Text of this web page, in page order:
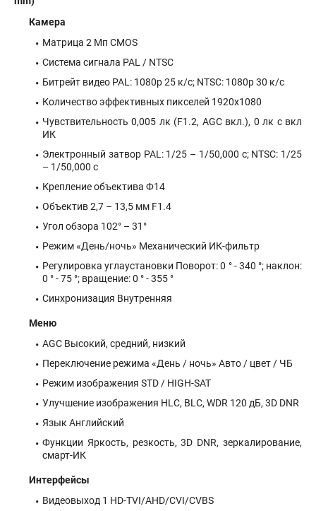
Камера
Матрица 2 Мп CMOS
Система сигнала PAL / NTSC
Битрейт видео PAL: 1080p 25 к/с; NTSC: 1080p 30 к/с
Количество эффективных пикселей 1920х1080
Чувствительность 0,005 лк (F1.2, AGC вкл.), 0 лк с вкл
ИК
Электронный затвор PAL: 1/25 – 1/50,000 с; NTSC: 1/25
– 1/50,000 с
Крепление объектива Ф14
Объектив 2,7 – 13,5 мм F1.4
Угол обзора 102° – 31°
Режим «День/ночь» Механический ИК-фильтр
Регулировка углаустановки Поворот: 0 ° - 340 °; наклон:
0 ° - 75 °; вращение: 0 ° - 355 °
Синхронизация Внутренняя
Меню
AGC Высокий, средний, низкий
Переключение режима «День / ночь» Авто / цвет / ЧБ
Режим изображения STD / HIGH-SAT
Улучшение изображения HLC, BLC, WDR 120 дБ, 3D DNR
Язык Английский
Функции Яркость, резкость, 3D DNR, зеркалирование,
смарт-ИК
Интерфейсы
Видеовыход 1 HD-TVI/AHD/CVI/CVBS